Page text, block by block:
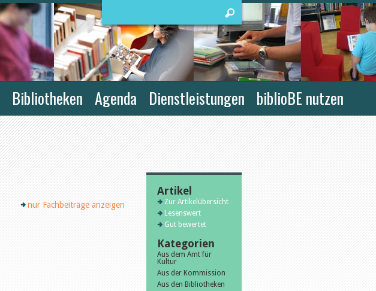
Bibliotheken Agenda Dienstleistungen biblioBE nutzen
nur Fachbeiträge anzeigen
Artikel
Zur Artikelübersicht
Lesenswert
Gut bewertet
Kategorien
Aus dem Amt für
Kultur
Aus der Kommission
Aus den Bibliotheken